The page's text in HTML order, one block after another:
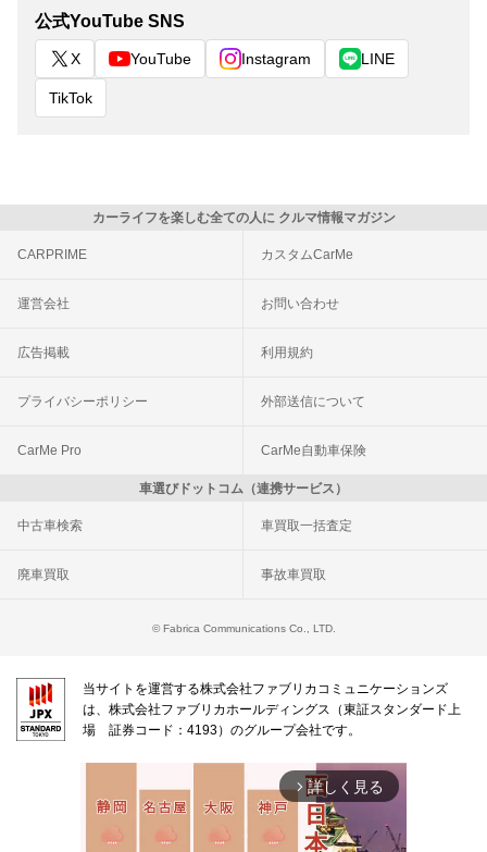
公式YouTube SNS
X YouTube Instagram LINE
TikTok
カーライフを楽しむ全ての人に クルマ情報マガジン
CARPRIME カスタムCarMe
運営会社 お問い合わせ
広告掲載 利用規約
プライバシーポリシー 外部送信について
CarMe Pro CarMe自動車保険
車選びドットコム（連携サービス）
中古車検索 車買取一括査定
廃車買取 事故車買取
© Fabrica Communications Co., LTD.
当サイトを運営する株式会社ファブリカコミュニケーションズ
は、株式会社ファブリカホールディングス（東証スタンダード上
場 証券コード：4193）のグループ会社です。
arrow_forward_ios 詳しく見る